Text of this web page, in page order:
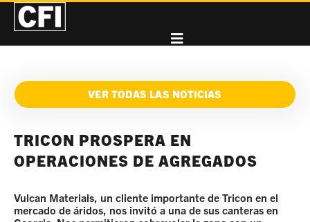
VER TODAS LAS NOTICIAS
TRICON PROSPERA EN
OPERACIONES DE AGREGADOS
Vulcan Materials, un cliente importante de Tricon en el
mercado de áridos, nos invitó a una de sus canteras en